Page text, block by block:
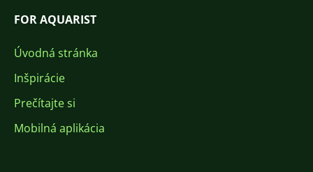
FOR AQUARIST
Úvodná stránka
Inšpirácie
Prečítajte si
Mobilná aplikácia